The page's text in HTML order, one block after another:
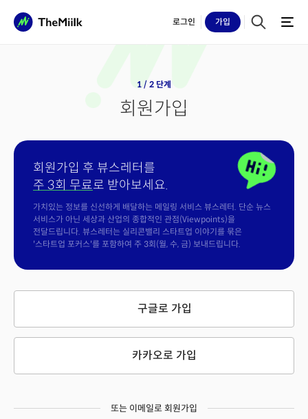
로그인 가입
1 / 2 단계
회원가입
회원가입 후 뷰스레터를
주 3회 무료로 받아보세요.
가치있는 정보를 신선하게 배달하는 메일링 서비스 뷰스레터. 단순 뉴스
서비스가 아닌 세상과 산업의 종합적인 관점(Viewpoints)을
전달드립니다. 뷰스레터는 실리콘밸리 스타트업 이야기를 묶은
'스타트업 포커스'를 포함하여 주 3회(월, 수, 금) 보내드립니다.
구글로 가입
카카오로 가입
또는 이메일로 회원가입